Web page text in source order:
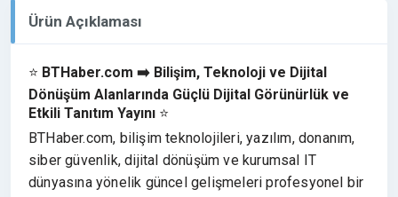
Ürün Açıklaması
⭐ BTHaber.com ➡️ Bilişim, Teknoloji ve Dijital
Dönüşüm Alanlarında Güçlü Dijital Görünürlük ve
Etkili Tanıtım Yayını ⭐
BTHaber.com, bilişim teknolojileri, yazılım, donanım,
siber güvenlik, dijital dönüşüm ve kurumsal IT
dünyasına yönelik güncel gelişmeleri profesyonel bir